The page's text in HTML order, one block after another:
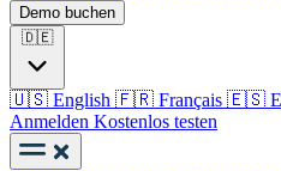
Demo buchen
🇩🇪
🇺🇸 English 🇫🇷 Français 🇪🇸
Anmelden Kostenlos testen